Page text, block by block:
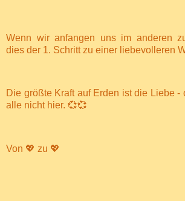
Wenn wir anfangen uns im anderen
dies der 1. Schritt zu einer liebevolleren
Die größte Kraft auf Erden ist die Liebe -
alle nicht hier. 💞💞
Von 💖 zu 💖